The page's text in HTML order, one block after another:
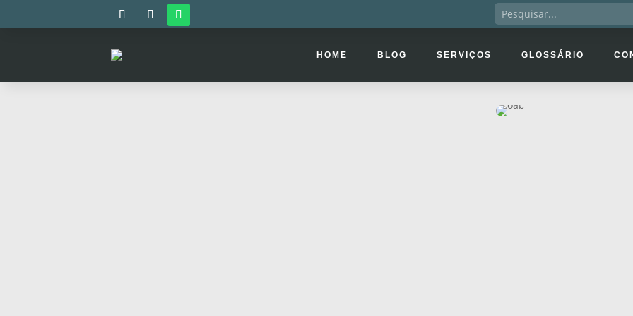
HOME BLOG SERVIÇOS GLOSSÁRIO